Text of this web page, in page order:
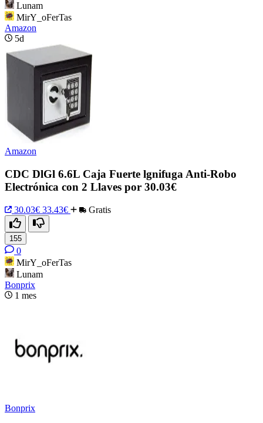
Lunam
MirY_oFerTas
Amazon
5d
Amazon
CDC DlGl 6.6L Caja Fuerte lgnifuga Anti-Robo
Electrónica con 2 Llaves por 30.03€
30.03€ 33.43€ Gratis
155
0
MirY_oFerTas
Lunam
Bonprix
1 mes
Bonprix